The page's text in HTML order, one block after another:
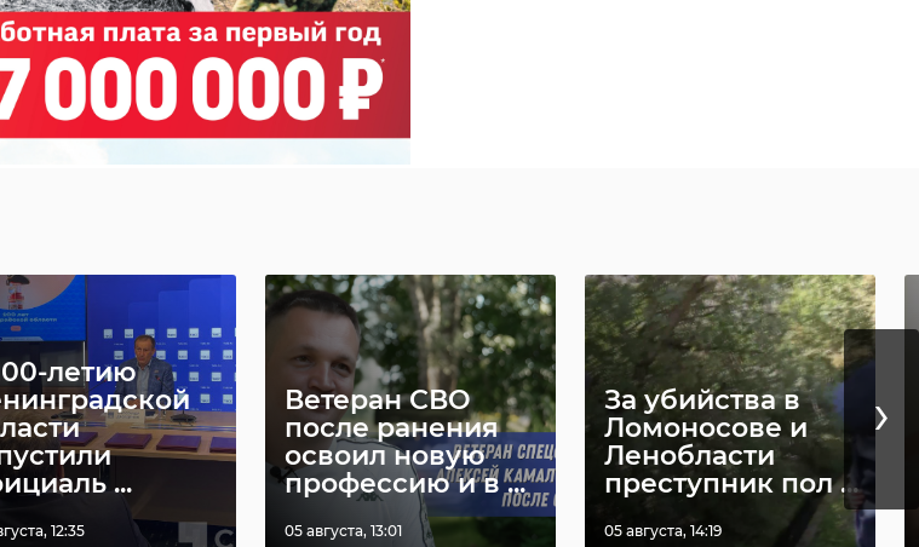
летию
...
12:35
Ветеран СВО
после ранения
освоил новую
профессию и в ...
05 августа, 13:01
За убийства в
Ломоносове и
Ленобласти
преступник пол ...
05 августа, 14:19
›